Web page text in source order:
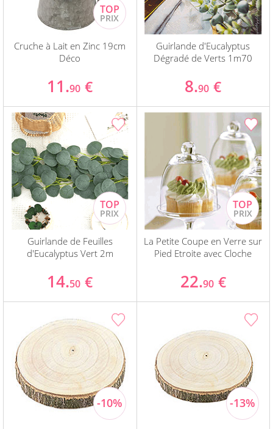
Cruche à Lait en Zinc 19cm
Déco
11.90 €
Guirlande d'Eucalyptus
Dégradé de Verts 1m70
8.90 €
Guirlande de Feuilles
d'Eucalyptus Vert 2m
14.50 €
La Petite Coupe en Verre sur
Pied Etroite avec Cloche
22.90 €